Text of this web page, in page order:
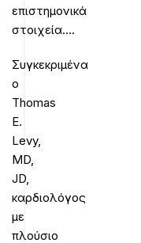
επιστημονικά
στοιχεία….
Συγκεκριμένα
ο
Thomas
E.
Levy,
MD,
JD,
καρδιολόγος
με
πλούσιο